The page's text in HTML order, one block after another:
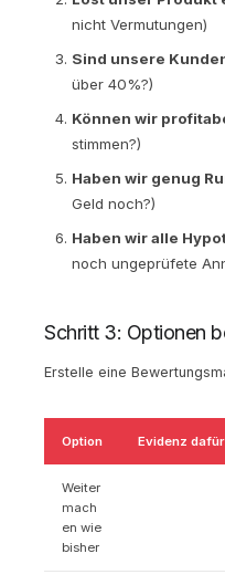
nicht Vermutungen)
Sind unsere
über 40%?)
Können wir
stimmen?)
Haben wir genug
Geld noch?)
Haben wir alle
noch ungeprüfete
Schritt 3: Optionen
Erstelle eine
Option Evidenz dafür
Weiter
mach
en wie
bisher